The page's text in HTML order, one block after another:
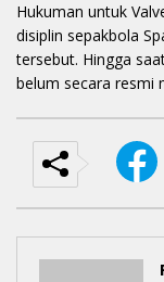
Hukuman untuk
disiplin sepakbola
tersebut. Hingga
belum secara resmi